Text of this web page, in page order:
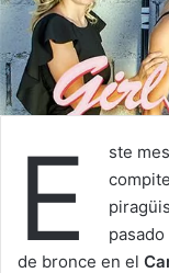
E
ste
de bronce en el